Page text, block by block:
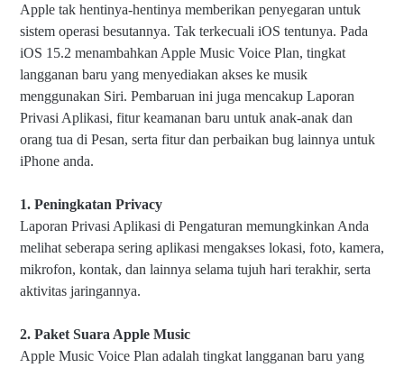
Apple tak hentinya-hentinya memberikan penyegaran untuk
sistem operasi besutannya. Tak terkecuali iOS tentunya. Pada
iOS 15.2 menambahkan Apple Music Voice Plan, tingkat
langganan baru yang menyediakan akses ke musik
menggunakan Siri. Pembaruan ini juga mencakup Laporan
Privasi Aplikasi, fitur keamanan baru untuk anak-anak dan
orang tua di Pesan, serta fitur dan perbaikan bug lainnya untuk
iPhone anda.
1. Peningkatan Privacy
Laporan Privasi Aplikasi di Pengaturan memungkinkan Anda
melihat seberapa sering aplikasi mengakses lokasi, foto, kamera,
mikrofon, kontak, dan lainnya selama tujuh hari terakhir, serta
aktivitas jaringannya.
2. Paket Suara Apple Music
Apple Music Voice Plan adalah tingkat langganan baru yang